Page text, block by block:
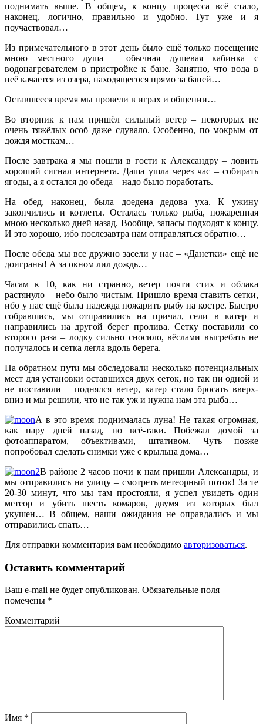
поднимать выше. В общем, к концу процесса всё стало,
наконец, логично, правильно и удобно. Тут уже и я
поучаствовал…
Из примечательного в этот день было ещё только посещение
мною местного душа – обычная душевая кабинка с
водонагревателем в пристройке к бане. Занятно, что вода в
неё качается из озера, находящегося прямо за баней…
Оставшееся время мы провели в играх и общении…
Во вторник к нам пришёл сильный ветер – некоторых не
очень тяжёлых особ даже сдувало. Особенно, по мокрым от
дождя мосткам…
После завтрака я мы пошли в гости к Александру – ловить
хороший сигнал интернета. Даша ушла через час – собирать
ягоды, а я остался до обеда – надо было поработать.
На обед, наконец, была доедена дедова уха. К ужину
закончились и котлеты. Осталась только рыба, пожаренная
мною несколько дней назад. Вообще, запасы подходят к концу.
И это хорошо, ибо послезавтра нам отправляться обратно…
После обеда мы все дружно засели у нас – «Данетки» ещё не
доиграны! А за окном лил дождь…
Часам к 10, как ни странно, ветер почти стих и облака
растянуло – небо было чистым. Пришло время ставить сетки,
ибо у нас ещё была надежда пожарить рыбу на костре. Быстро
собравшись, мы отправились на причал, сели в катер и
направились на другой берег пролива. Сетку поставили со
второго раза – лодку сильно сносило, вёслами выгребать не
получалось и сетка легла вдоль берега.
На обратном пути мы обследовали несколько потенциальных
мест для установки оставшихся двух сеток, но так ни одной и
не поставили – поднялся ветер, катер стало бросать вверх-
вниз и мы решили, что не так уж и нужна нам эта рыба…
А в это время поднималась луна! Не такая огромная,
как пару дней назад, но всё-таки. Побежал домой за
фотоаппаратом, объективами, штативом. Чуть позже
попробовал сделать снимки уже с крыльца дома…
В районе 2 часов ночи к нам пришли Александры, и
мы отправились на улицу – смотреть метеорный поток! За те
20-30 минут, что мы там простояли, я успел увидеть один
метеор и убить шесть комаров, двумя из которых был
укушен… В общем, наши ожидания не оправдались и мы
отправились спать…
Для отправки комментария вам необходимо авторизоваться.
Оставить комментарий
Ваш e-mail не будет опубликован. Обязательные поля
помечены *
Комментарий
Имя *